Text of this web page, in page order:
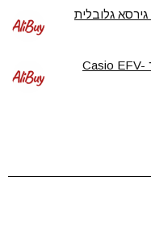
שעון יד אנלוגי לגבר Casio EFV-